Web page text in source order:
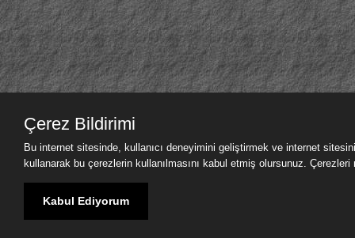
Çerez Bildirimi
Bu internet sitesinde, kullanıcı deneyimini geliştirmek ve internet
kullanarak bu çerezlerin kullanılmasını kabul etmiş olursunuz.
Kabul Ediyorum